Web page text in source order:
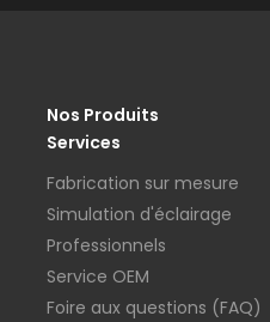
Nos Produits
Services
Fabrication sur mesure
Simulation d'éclairage
Professionnels
Service OEM
Foire aux questions (FAQ)